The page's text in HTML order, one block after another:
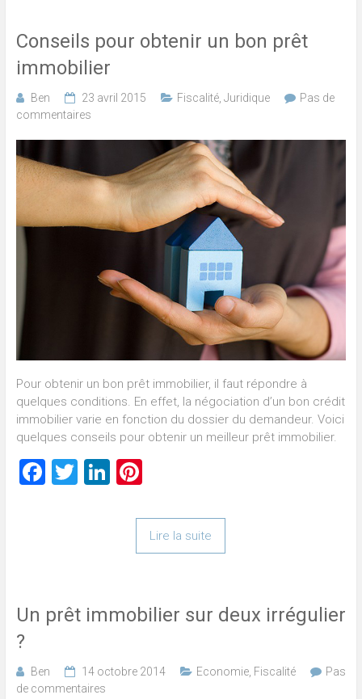
Conseils pour obtenir un bon prêt
immobilier
Ben 23 avril 2015 Fiscalité, Juridique
Pas de
commentaires
Pour obtenir un bon prêt immobilier, il faut répondre à
quelques conditions. En effet, la négociation d’un bon crédit
immobilier varie en fonction du dossier du demandeur. Voici
quelques conseils pour obtenir un meilleur prêt immobilier.
Facebook
TwitterLinkedIn
Pinterest
Lire la suite
Un prêt immobilier sur deux irrégulier
?
Ben 14 octobre 2014 Economie, Fiscalité
Pas
de commentaires